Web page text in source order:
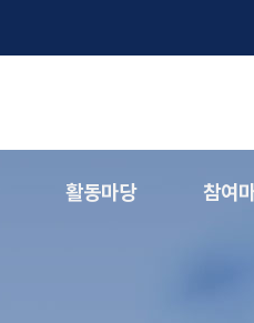
활동마당 참여